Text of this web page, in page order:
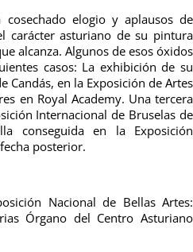
elogio y aplausos de
carácter asturiano de su pintura
alcanza. Algunos de esos óxidos
casos: La exhibición de su
Candás, en la Exposición de Artes
en Royal Academy. Una tercera
Internacional de Bruselas de
conseguida en la Exposición
posterior.
Nacional de Bellas Artes:
Órgano del Centro Asturiano